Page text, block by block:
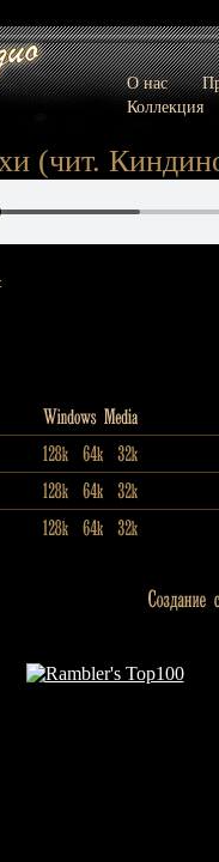
О нас
Коллекция
(чит.